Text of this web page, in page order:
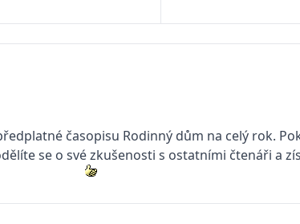
časopisu Rodinný dům na celý rok.
se o své zkušenosti s ostatními čtenáři a